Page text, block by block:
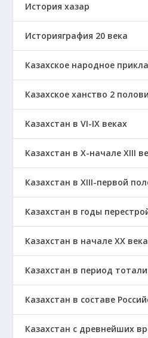
История хазар
Историяграфия 20 века
Казахское народное
Казахское ханство 2
Казахстан в VI-IX веках
Казахстан в X-начале XIII
Казахстан в XIII-первой
Казахстан в годы
Казахстан в начале ХХ века
Казахстан в период
Казахстан в составе
Казахстан с древнейших